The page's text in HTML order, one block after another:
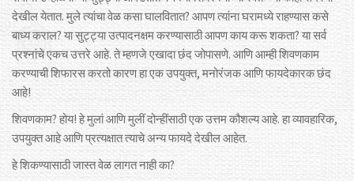
देखील येतात. मुले त्यांचा वेळ कसा घालवितात? आपण त्यांना घरामध्ये राहण्यास कसे
बाध्य कराल? या सुट्ट्या उत्पादनक्षम करण्यासाठी आपण काय करू शकता? या सर्व
प्रश्नांचे एकच उत्तरे आहे. ते म्हणजे एखादा छंद जोपासणे. आणि आम्ही शिवणकाम
करण्याची शिफारस करतो कारण हा एक उपयुक्त, मनोरंजक आणि फायदेकारक छंद
आहे!
शिवणकाम? होय! हे मुलां आणि मुलीं दोन्हींसाठी एक उत्तम कौशल्य आहे. हा व्यावहारिक,
उपयुक्त आहे आणि प्रत्यक्षात त्याचे अन्य फायदे देखील आहेत.
हे शिकण्यासाठी जास्त वेळ लागत नाही का?